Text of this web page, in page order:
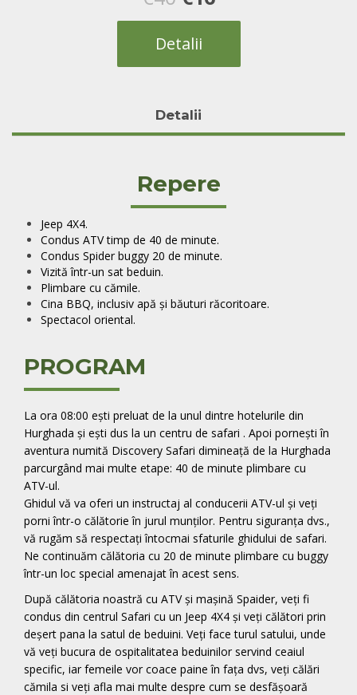
inițial
a
€40.
curent
este:
Detalii
Detalii
Repere
Jeep 4X4.
Condus ATV timp de 40 de minute.
Condus Spider buggy 20 de minute.
Vizită într-un sat beduin.
Plimbare cu cămile.
Cina BBQ, inclusiv apă și băuturi răcoritoare.
Spectacol oriental.
PROGRAM
La ora 08:00 ești preluat de la unul dintre hotelurile din
Hurghada și ești dus la un centru de safari . Apoi pornești în
aventura numită Discovery Safari dimineață de la Hurghada
parcurgând mai multe etape: 40 de minute plimbare cu
ATV-ul.
Ghidul vă va oferi un instructaj al conducerii ATV-ul și veți
porni într-o călătorie în jurul munților. Pentru siguranța dvs.,
vă rugăm să respectați întocmai sfaturile ghidului de safari.
Ne continuăm călătoria cu 20 de minute plimbare cu buggy
într-un loc special amenajat în acest sens.
După călătoria noastră cu ATV și mașină Spaider, veți fi
condus din centrul Safari cu un Jeep 4X4 și veți călători prin
deșert pana la satul de beduini. Veți face turul satului, unde
vă veți bucura de ospitalitatea beduinilor servind ceaiul
specific, iar femeile vor coace paine în fața dvs, veți călări
cămila si veți afla mai multe despre cum se desfășoară